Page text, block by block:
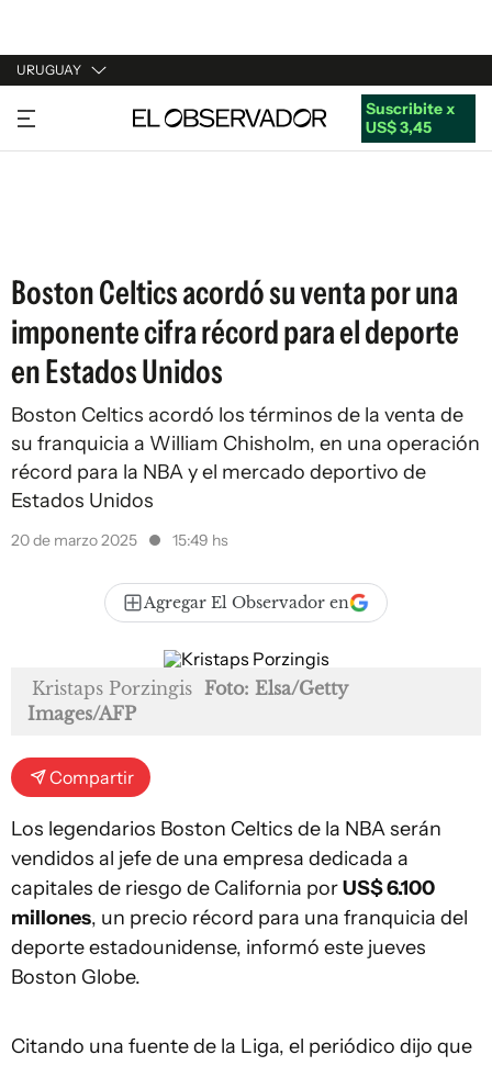
URUGUAY
URUGUAY
ARGENTINA
Suscribite x
US$ 3,45
Boston Celtics acordó su venta por una
imponente cifra récord para el deporte
en Estados Unidos
Boston Celtics acordó los términos de la venta de
su franquicia a William Chisholm, en una operación
récord para la NBA y el mercado deportivo de
Estados Unidos
20 de marzo 2025 15:49 hs
Agregar El Observador en
Kristaps Porzingis Foto: Elsa/Getty
Images/AFP
Compartir
Los legendarios Boston Celtics de la NBA serán
vendidos al jefe de una empresa dedicada a
capitales de riesgo de California porUS$ 6.100
millones, un precio récord para una franquicia del
deporte estadounidense, informó este jueves
Boston Globe.
Citando una fuente de la Liga, el periódico dijo que